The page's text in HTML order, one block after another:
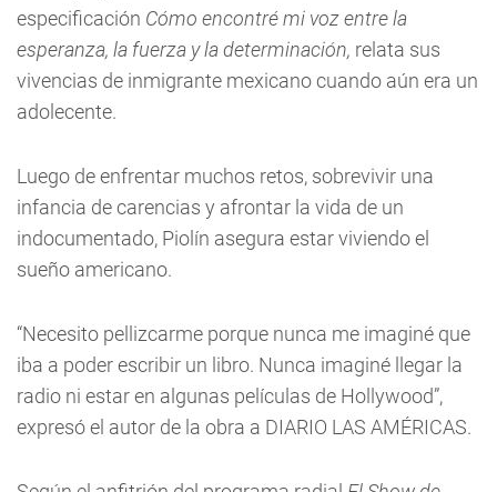
especificación Cómo encontré mi voz entre la
esperanza, la fuerza y la determinación, relata sus
vivencias de inmigrante mexicano cuando aún era un
adolecente.
Luego de enfrentar muchos retos, sobrevivir una
infancia de carencias y afrontar la vida de un
indocumentado, Piolín asegura estar viviendo el
sueño americano.
“Necesito pellizcarme porque nunca me imaginé que
iba a poder escribir un libro. Nunca imaginé llegar la
radio ni estar en algunas películas de Hollywood”,
expresó el autor de la obra a DIARIO LAS AMÉRICAS.